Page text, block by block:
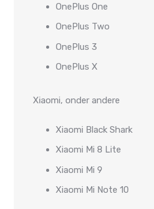
OnePlus One
OnePlus Two
OnePlus 3
OnePlus X
Xiaomi, onder andere
Xiaomi Black Shark
Xiaomi Mi 8 Lite
Xiaomi Mi 9
Xiaomi Mi Note 10